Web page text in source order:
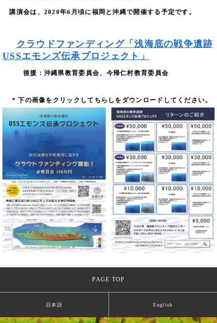
講演会は、2020年6月頃に福岡と沖縄で開催する予定です。
クラウドファンディング「浅海底の戦争遺跡
USSエモンズ伝承プロジェクト」
後援：沖縄県教育委員会、今帰仁村教育委員会
* 下の画像をクリックしてちらしをダウンロードしてください。
PAGE TOP
日本語 English